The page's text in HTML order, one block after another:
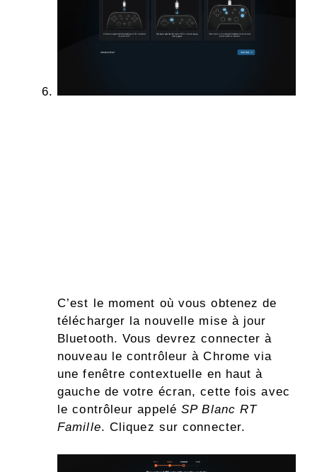
C’est le moment où vous obtenez de
télécharger la nouvelle mise à jour
Bluetooth. Vous devrez connecter à
nouveau le contrôleur à Chrome via
une fenêtre contextuelle en haut à
gauche de votre écran, cette fois avec
le contrôleur appeléSP Blanc RT
Famille. Cliquez sur connecter.